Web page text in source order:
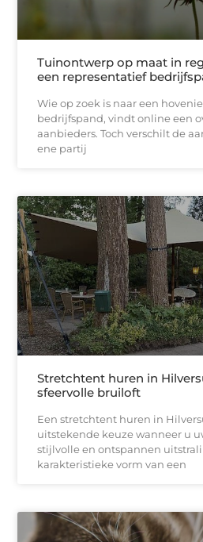
Tuinontwerp op maat in
een representatief
Wie op zoek is naar een
bedrijfspand, vindt online een
aanbieders. Toch verschilt de
ene partij
Stretchtent huren in
sfeervolle bruiloft
Een stretchtent huren in
uitstekende keuze wanneer u
stijlvolle en ontspannen
karakteristieke vorm van een